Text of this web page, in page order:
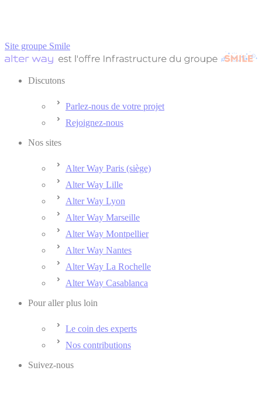
Site groupe Smile
Discutons
Parlez-nous de votre projet
Rejoignez-nous
Nos sites
Alter Way Paris (siège)
Alter Way Lille
Alter Way Lyon
Alter Way Marseille
Alter Way Montpellier
Alter Way Nantes
Alter Way La Rochelle
Alter Way Casablanca
Pour aller plus loin
Le coin des experts
Nos contributions
Suivez-nous